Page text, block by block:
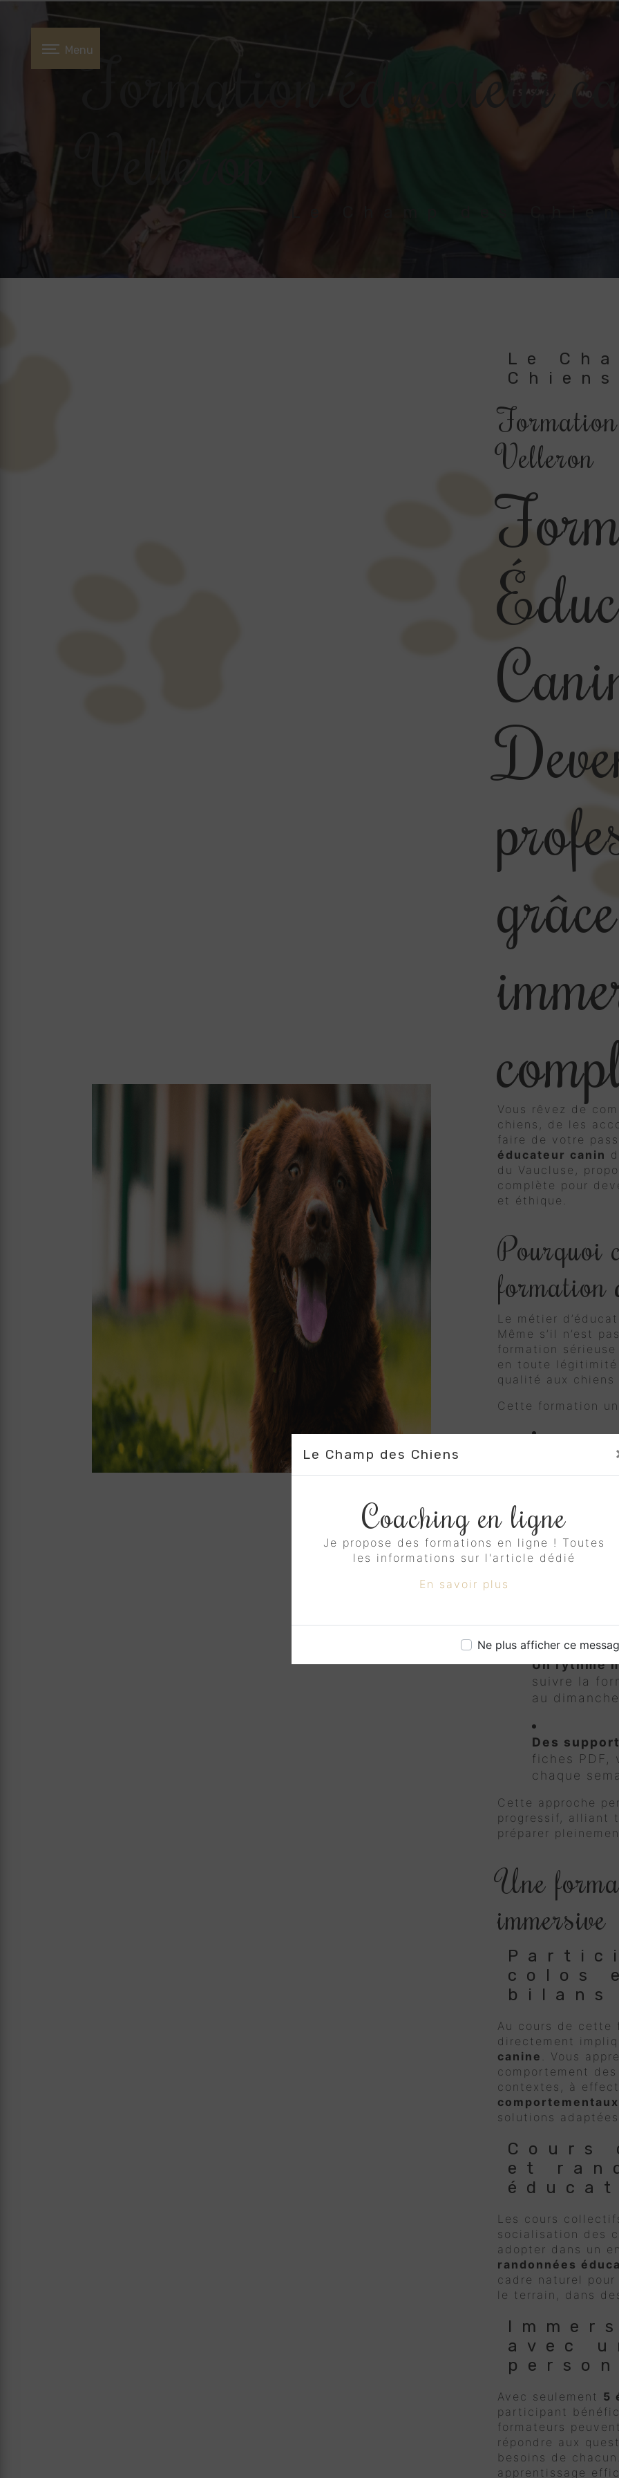
Le Champ des Chiens
Coaching en ligne
Je propose des formations en ligne ! Toutes
les informations sur l'article dédié
En savoir plus
Ne plus afficher ce
MenuFormation éducateur
Velleron
Le
Chiens
Velleron
Vous rêvez de
chiens, de les
faire de votre
éducateur canin
du Vaucluse,
complète pour
et éthique.
Pourquoi
formation
Le métier
Même s’il n’est
formation
en toute légitimité
qualité aux chiens
Cette formation
Une
cœur du
Des
maximum
Une
aux colos
Un rythme
suivre la
au
Des
fiches PDF,
chaque
Cette approche
progressif, alliant
préparer
Une
immersive
colos
bilans
Au cours de cette
directement
canine . Vous
comportement
contextes, à
comportementaux
solutions
Cours
et
Les cours
socialisation des
adopter dans un
randonnées
cadre naturel
le terrain, dans
avec
Avec seulement 5
participant
formateurs
répondre aux
besoins de
apprentissage